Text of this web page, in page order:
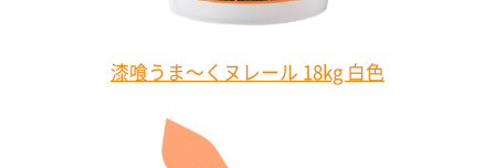
漆喰うま～くヌレール 18kg 白色